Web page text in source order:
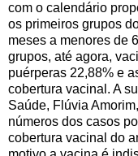
com o calendário
os primeiros grupos
meses a menores de
grupos, até agora,
puérperas 22,88% e
cobertura vacinal. A
Saúde, Flúvia
números dos casos
cobertura vacinal do